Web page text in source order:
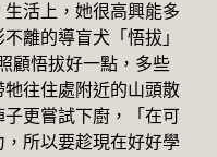
活上，她很高興能多
離的導盲犬「悟拔」
顧悟拔好一點，多些
往住處附近的山頭散
更嘗試下廚，「在可
所以要趁現在好好學